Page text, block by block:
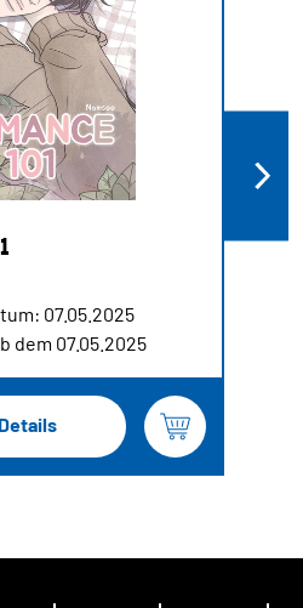
07.05.2025
dem 07.05.2025
Details